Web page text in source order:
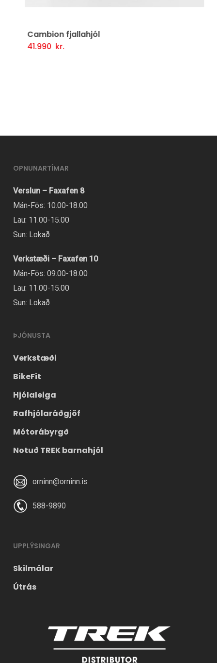
Cambion fjallahjól
41.990 kr.
Valmöguleikarar
mörgum
OPNUNARTÍMAR
Verslun – Faxafen 8
Mán-Fös: 10.00-18.00
Lau: 11.00-15.00
Sun: Lokað
Verkstæði – Faxafen 10
Mán-Fös: 09.00-18.00
Lau: 11.00-15.00
Sun: Lokað
ÞJÓNUSTA
Verkstæði
BikeFit
Hjólaleiga
Rafhjólaráðgjöf
Mótorábyrgð
Notuð TREK barnahjól
orninn@orninn.is
588-9890
UPPLÝSINGAR
Skilmálar
Útrás